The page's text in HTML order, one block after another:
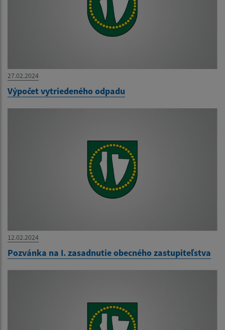
27.02.2024
Výpočet vytriedeného odpadu
12.02.2024
Pozvánka na I. zasadnutie obecného zastupiteľstva